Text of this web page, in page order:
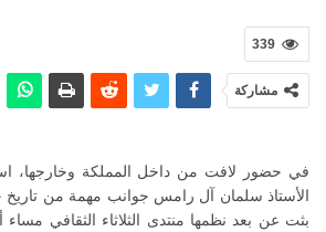
339
مشاركة
في حضور لافت من داخل المملكة وخارجها،
الأستاذ سلمان آل رامس جوانب مهمة من
بثت عن بعد نظمها منتدى الثلاثاء الثقافي